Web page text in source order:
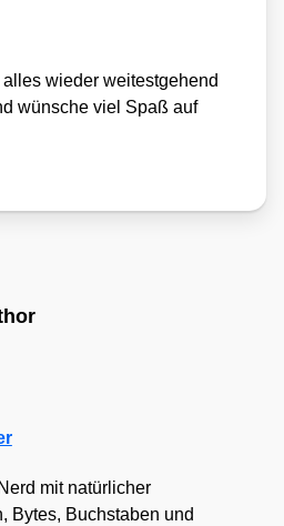
alles wie­der wei­test­ge­hend
wün­sche viel Spaß auf
mit natürlicher
Bytes, Buchstaben und